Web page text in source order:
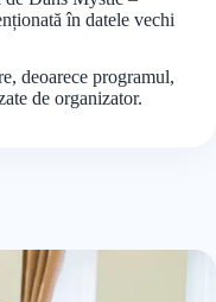
în datele vechi
deoarece programul,
de organizator.